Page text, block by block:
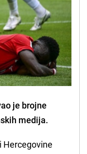
je brojne
medija.
Hercegovine